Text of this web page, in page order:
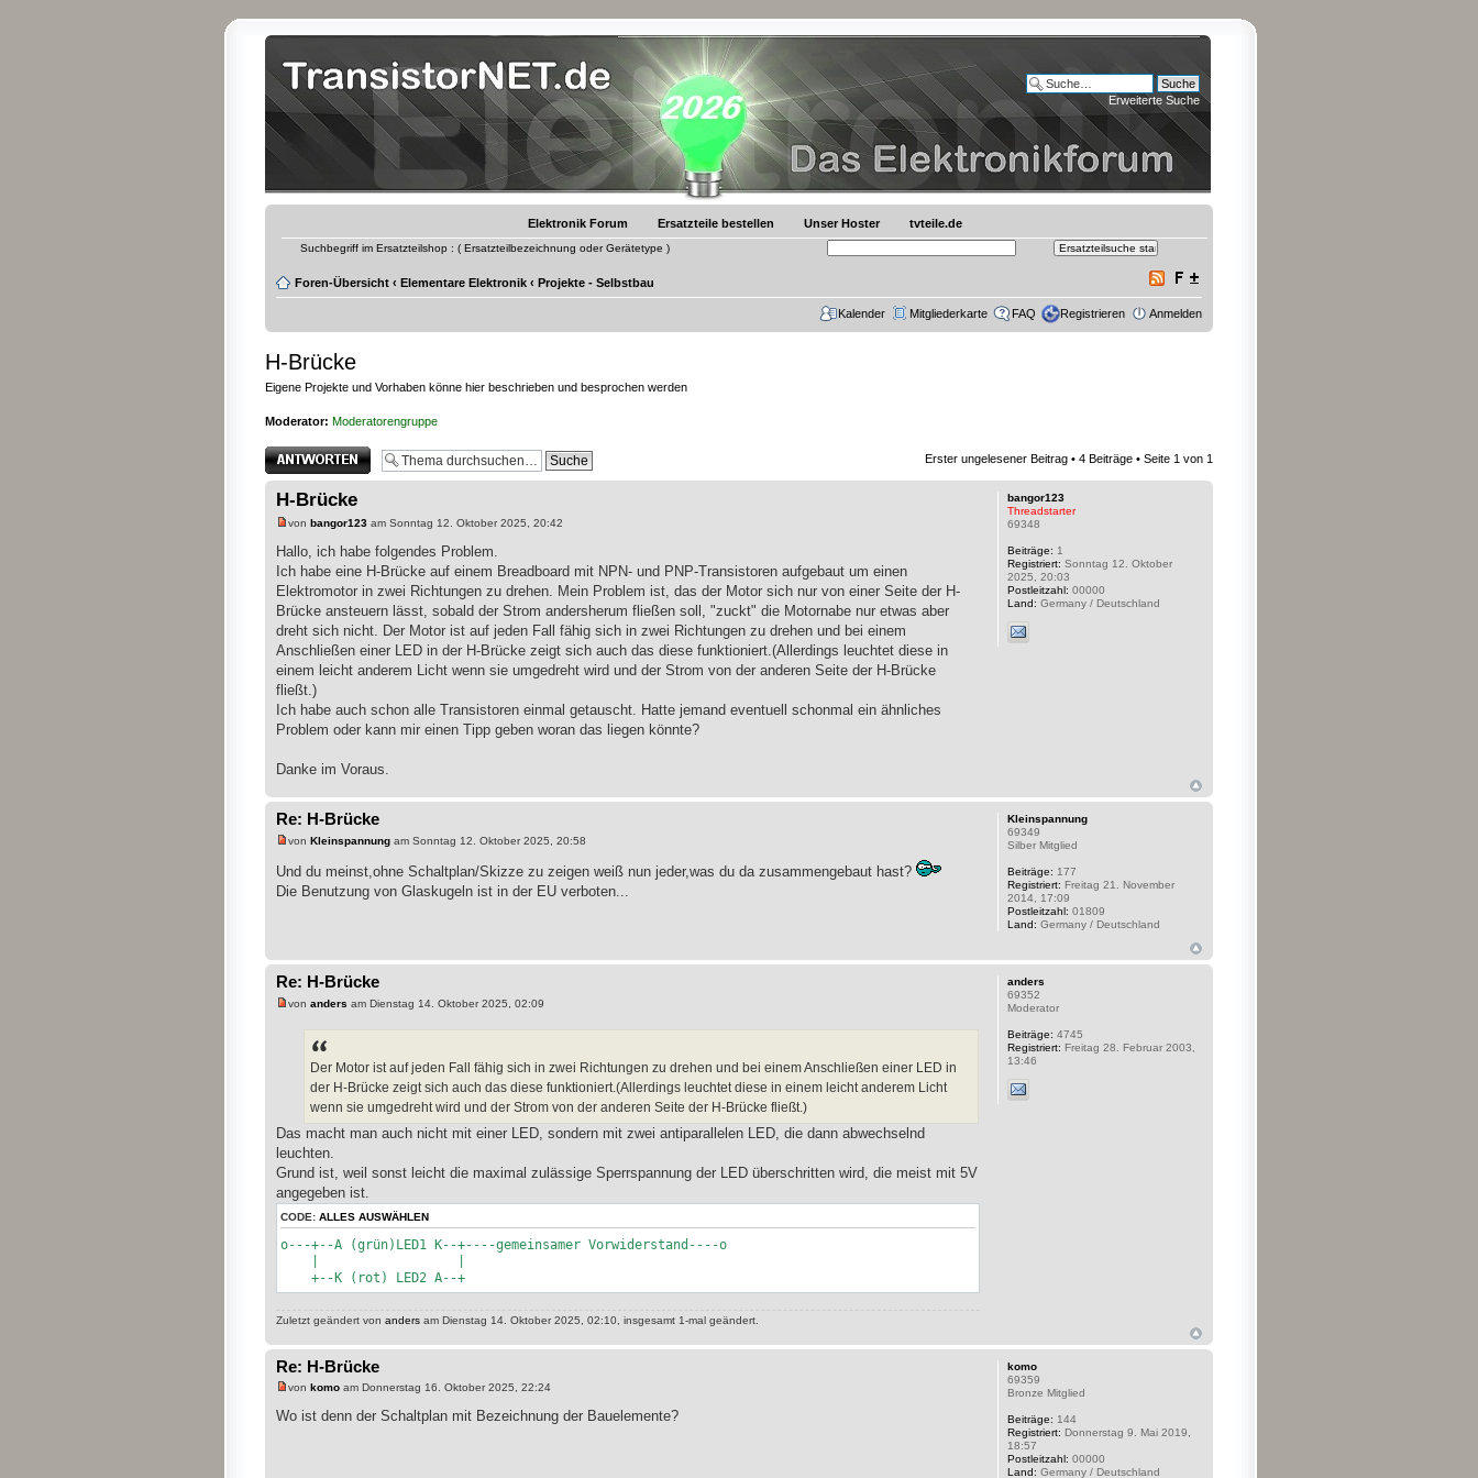
Erweiterte Suche
Elektronik Forum Ersatzteile bestellen Unser Hoster tvteile.de
Suchbegriff im Ersatzteilshop : ( Ersatzteilbezeichnung oder Gerätetype )
Foren-Übersicht ‹ Elementare Elektronik ‹ Projekte - Selbstbau
Kalender Mitgliederkarte FAQ Registrieren Anmelden
H-Brücke
Eigene Projekte und Vorhaben könne hier beschrieben und besprochen werden
Moderator: Moderatorengruppe
Antwort erstellen Erster ungelesener Beitrag • 4 Beiträge • Seite 1 von 1
H-Brücke
von bangor123 am Sonntag 12. Oktober 2025, 20:42
Hallo, ich habe folgendes Problem.
Ich habe eine H-Brücke auf einem Breadboard mit NPN- und PNP-Transistoren aufgebaut um einen
Elektromotor in zwei Richtungen zu drehen. Mein Problem ist, das der Motor sich nur von einer Seite der H-
Brücke ansteuern lässt, sobald der Strom andersherum fließen soll, "zuckt" die Motornabe nur etwas aber
dreht sich nicht. Der Motor ist auf jeden Fall fähig sich in zwei Richtungen zu drehen und bei einem
Anschließen einer LED in der H-Brücke zeigt sich auch das diese funktioniert.(Allerdings leuchtet diese in
einem leicht anderem Licht wenn sie umgedreht wird und der Strom von der anderen Seite der H-Brücke
fließt.)
Ich habe auch schon alle Transistoren einmal getauscht. Hatte jemand eventuell schonmal ein ähnliches
Problem oder kann mir einen Tipp geben woran das liegen könnte?
Danke im Voraus.
bangor123
Threadstarter
69348
Beiträge: 1
Registriert: Sonntag 12. Oktober
2025, 20:03
Postleitzahl: 00000
Land: Germany / Deutschland
Re: H-Brücke
von Kleinspannung am Sonntag 12. Oktober 2025, 20:58
Und du meinst,ohne Schaltplan/Skizze zu zeigen weiß nun jeder,was du da zusammengebaut hast?
Die Benutzung von Glaskugeln ist in der EU verboten...
Kleinspannung
69349
Silber Mitglied
Beiträge: 177
Registriert: Freitag 21. November
2014, 17:09
Postleitzahl: 01809
Land: Germany / Deutschland
Re: H-Brücke
von anders am Dienstag 14. Oktober 2025, 02:09
Der Motor ist auf jeden Fall fähig sich in zwei Richtungen zu drehen und bei einem Anschließen einer LED in
der H-Brücke zeigt sich auch das diese funktioniert.(Allerdings leuchtet diese in einem leicht anderem Licht
wenn sie umgedreht wird und der Strom von der anderen Seite der H-Brücke fließt.)
Das macht man auch nicht mit einer LED, sondern mit zwei antiparallelen LED, die dann abwechselnd
leuchten.
Grund ist, weil sonst leicht die maximal zulässige Sperrspannung der LED überschritten wird, die meist mit 5V
angegeben ist.
CODE: ALLES AUSWÄHLEN
o---+--A (grün)LED1 K--+----gemeinsamer Vorwiderstand----o
+--K (rot) LED2 A--+
Zuletzt geändert von anders am Dienstag 14. Oktober 2025, 02:10, insgesamt 1-mal geändert.
anders
69352
Moderator
Beiträge: 4745
Registriert: Freitag 28. Februar 2003,
13:46
Re: H-Brücke
von komo am Donnerstag 16. Oktober 2025, 22:24
Wo ist denn der Schaltplan mit Bezeichnung der Bauelemente?
komo
69359
Bronze Mitglied
Beiträge: 144
Registriert: Donnerstag 9. Mai 2019,
18:57
Postleitzahl: 00000
Land: Germany / Deutschland